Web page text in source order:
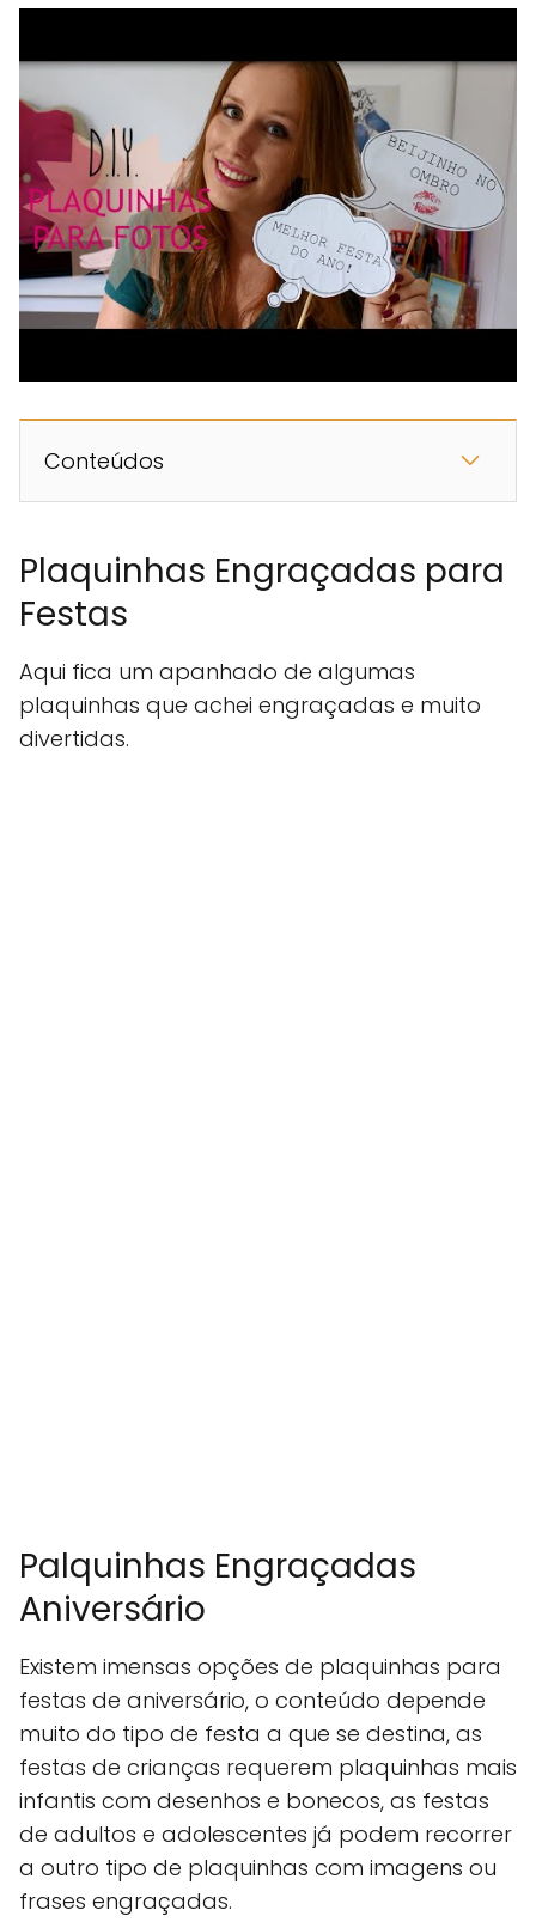
Conteúdos
Plaquinhas Engraçadas para
Festas
Aqui fica um apanhado de algumas
plaquinhas que achei engraçadas e muito
divertidas.
Palquinhas Engraçadas
Aniversário
Existem imensas opções de plaquinhas para
festas de aniversário, o conteúdo depende
muito do tipo de festa a que se destina, as
festas de crianças requerem plaquinhas mais
infantis com desenhos e bonecos, as festas
de adultos e adolescentes já podem recorrer
a outro tipo de plaquinhas com imagens ou
frases engraçadas.